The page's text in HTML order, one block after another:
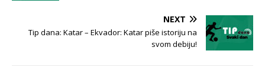
NEXT
Tip dana: Katar – Ekvador: Katar piše istoriju na
svom debiju!